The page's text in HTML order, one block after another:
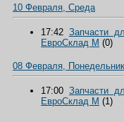
10 Февраля, Среда
17:42 Запчасти
ЕвроCклад М (0)
08 Февраля, Понедельник
17:00 Запчасти
ЕвроCклад М (1)